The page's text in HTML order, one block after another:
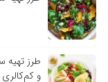
طرز تهیه
و کم‌کالری